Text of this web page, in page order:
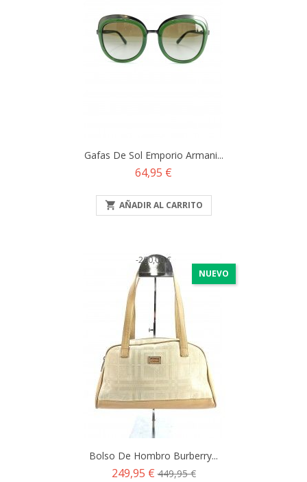
Gafas De Sol Emporio Armani...
Precio
64,95 €
 AÑADIR AL CARRITO
NUEVO
-200,00 €
Bolso De Hombro Burberry...
Precio
249,95 €Precio
449,95 €